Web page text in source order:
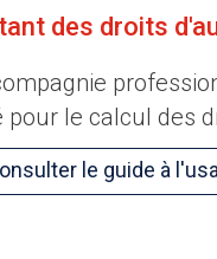
des droits
pour le calcul des
le guide à